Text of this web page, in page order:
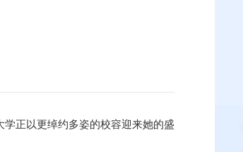
正以更绰约多姿的校容迎来她的盛